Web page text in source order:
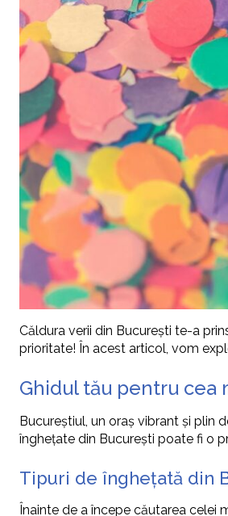
Căldura verii din București te-a
prioritate! În acest articol, vom
Ghidul tău pentru cea
Bucureștiul, un oraș vibrant și plin
înghețate din București poate fi o
Tipuri de înghețată din
Înainte de a începe căutarea celei